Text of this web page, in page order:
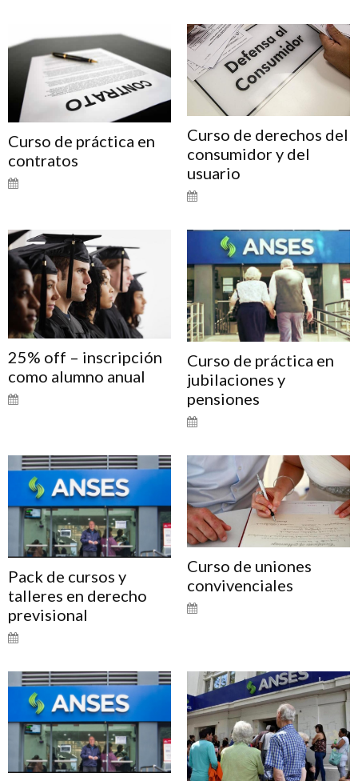
Curso de práctica en
contratos
Curso de derechos del
consumidor y del
usuario
25% off – inscripción
como alumno anual
Curso de práctica en
jubilaciones y
pensiones
Pack de cursos y
talleres en derecho
previsional
Curso de uniones
convivenciales